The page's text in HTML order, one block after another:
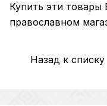
Купить эти
православном
Назад к списку